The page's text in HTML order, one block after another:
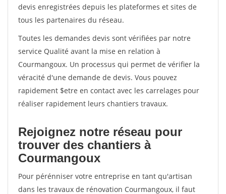
devis enregistrées depuis les plateformes et sites de
tous les partenaires du réseau.
Toutes les demandes devis sont vérifiées par notre
service Qualité avant la mise en relation à
Courmangoux. Un processus qui permet de vérifier la
véracité d'une demande de devis. Vous pouvez
rapidement $etre en contact avec les carrelages pour
réaliser rapidement leurs chantiers travaux.
Rejoignez notre réseau pour
trouver des chantiers à
Courmangoux
Pour pérénniser votre entreprise en tant qu'artisan
dans les travaux de rénovation Courmangoux, il faut